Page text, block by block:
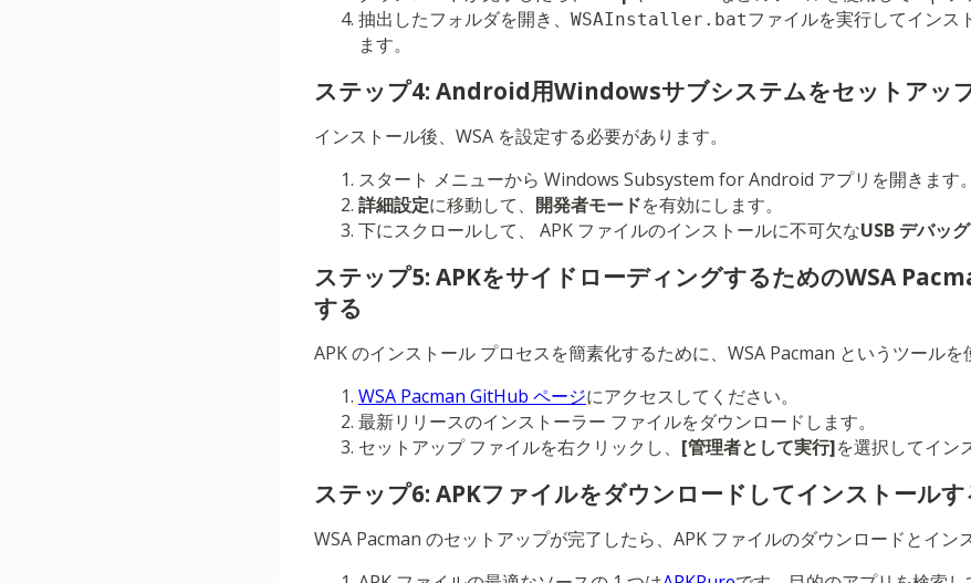
抽出したフォルダを開き、 WSAInstaller.batファイルを実行してインス
ます。
ステップ4: Android用Windowsサブシステムをセットアッ
インストール後、WSA を設定する必要があります。
スタート メニューから Windows Subsystem for Android アプリを開きます。
詳細設定に移動して、 開発者モードを有効にします。
下にスクロールして、 APK ファイルのインストールに不可欠なUSB デバッ
ステップ5: APKをサイドローディングするためのWSA
する
APK のインストール プロセスを簡素化するために、WSA Pacman というツールを
WSA Pacman GitHub ページにアクセスしてください。
最新リリースのインストーラー ファイルをダウンロードします。
セットアップ ファイルを右クリックし、 [管理者として実行]を選択してイン
ステップ6: APKファイルをダウンロードしてインストールす
WSA Pacman のセットアップが完了したら、APK ファイルのダウンロードとイン